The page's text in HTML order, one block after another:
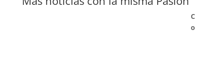
C
o